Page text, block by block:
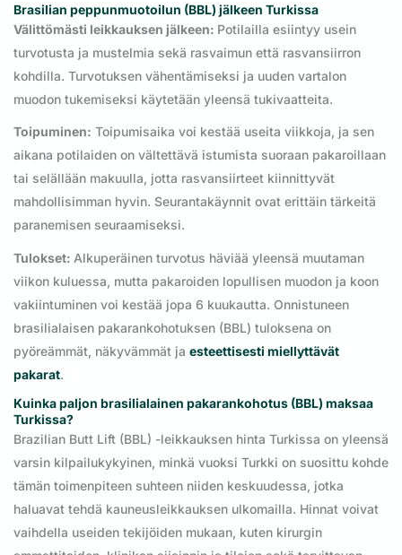
Brasilian peppunmuotoilun (BBL) jälkeen Turkissa
Välittömästi leikkauksen jälkeen: Potilailla esiintyy usein
turvotusta ja mustelmia sekä rasvaimun että rasvansiirron
kohdilla. Turvotuksen vähentämiseksi ja uuden vartalon
muodon tukemiseksi käytetään yleensä tukivaatteita.
Toipuminen: Toipumisaika voi kestää useita viikkoja, ja sen
aikana potilaiden on vältettävä istumista suoraan pakaroillaan
tai selällään makuulla, jotta rasvansiirteet kiinnittyvät
mahdollisimman hyvin. Seurantakäynnit ovat erittäin tärkeitä
paranemisen seuraamiseksi.
Tulokset: Alkuperäinen turvotus häviää yleensä muutaman
viikon kuluessa, mutta pakaroiden lopullisen muodon ja koon
vakiintuminen voi kestää jopa 6 kuukautta. Onnistuneen
brasilialaisen pakarankohotuksen (BBL) tuloksena on
pyöreämmät, näkyvämmät ja esteettisesti miellyttävät
pakarat.
Kuinka paljon brasilialainen pakarankohotus (BBL) maksaa
Turkissa?
Brazilian Butt Lift (BBL) -leikkauksen hinta Turkissa on yleensä
varsin kilpailukykyinen, minkä vuoksi Turkki on suosittu kohde
tämän toimenpiteen suhteen niiden keskuudessa, jotka
haluavat tehdä kauneusleikkauksen ulkomailla. Hinnat voivat
vaihdella useiden tekijöiden mukaan, kuten kirurgin